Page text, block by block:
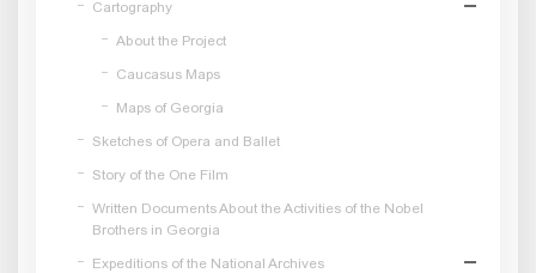
Cartography
About the Project
Caucasus Maps
Maps of Georgia
Sketches of Opera and Ballet
Story of the One Film
Written Documents About the Activities of the Nobel
Brothers in Georgia
Expeditions of the National Archives